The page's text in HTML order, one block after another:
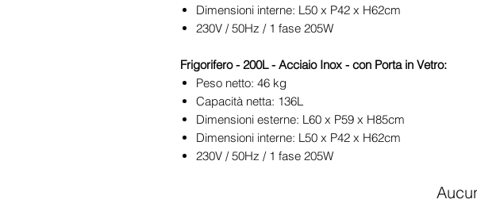
Dimensioni interne: L50 x P42 x H62cm
230V / 50Hz / 1 fase 205W
Frigorifero - 200L - Acciaio Inox - con Porta in Vetro:
Peso netto: 46 kg
Capacità netta: 136L
Dimensioni esterne: L60 x P59 x H85cm
Dimensioni interne: L50 x P42 x H62cm
230V / 50Hz / 1 fase 205W